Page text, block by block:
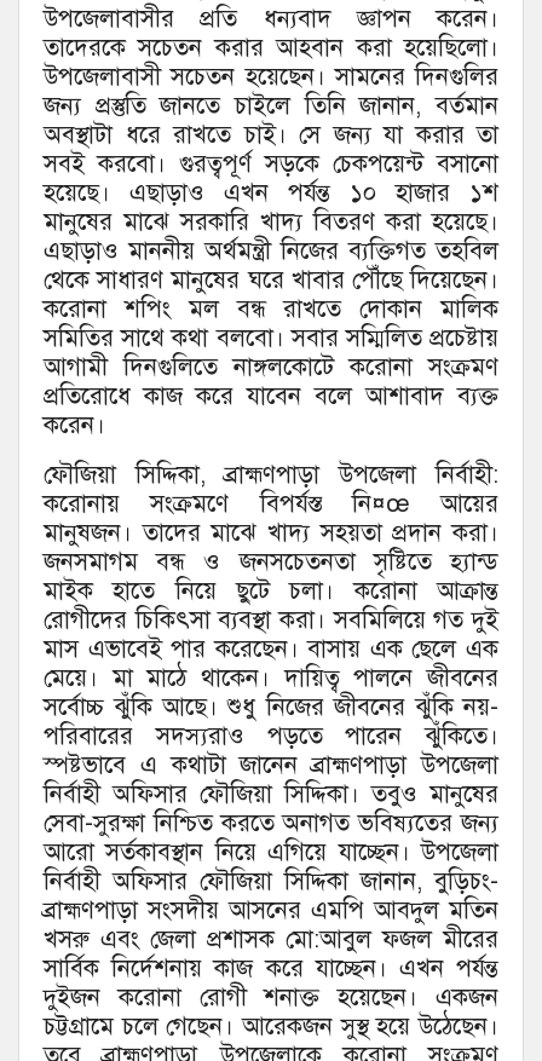
উপজেলাবাসীর প্রতি ধন্যবাদ জ্ঞাপন করেন।
তাদেরকে সচেতন করার আহবান করা হয়েছিলো।
উপজেলাবাসী সচেতন হয়েছেন। সামনের দিনগুলির
জন্য প্রস্তুতি জানতে চাইলে তিনি জানান, বর্তমান
অবস্থাটা ধরে রাখতে চাই। সে জন্য যা করার তা
সবই করবো। গুরত্বপূর্ণ সড়কে চেকপয়েন্ট বসানো
হয়েছে। এছাড়াও এখন পর্যন্ত ১০ হাজার ১শ
মানুষের মাঝে সরকারি খাদ্য বিতরণ করা হয়েছে।
এছাড়াও মাননীয় অর্থমন্ত্রী নিজের ব্যক্তিগত তহবিল
থেকে সাধারণ মানুষের ঘরে খাবার পৌঁছে দিয়েছেন।
করোনা শপিং মল বন্ধ রাখতে দোকান মালিক
সমিতির সাথে কথা বলবো। সবার সম্মিলিত প্রচেষ্টায়
আগামী দিনগুলিতে নাঙ্গলকোটে করোনা সংক্রমণ
প্রতিরোধে কাজ করে যাবেন বলে আশাবাদ ব্যক্ত
করেন।
ফৌজিয়া সিদ্দিকা, ব্রাহ্মণপাড়া উপজেলা নির্বাহী:
করোনায় সংক্রমণে বিপর্যস্ত নি¤œ আয়ের
মানুষজন। তাদের মাঝে খাদ্য সহয়তা প্রদান করা।
জনসমাগম বন্ধ ও জনসচেতনতা সৃষ্টিতে হ্যান্ড
মাইক হাতে নিয়ে ছুটে চলা। করোনা আক্রান্ত
রোগীদের চিকিৎসা ব্যবস্থা করা। সবমিলিয়ে গত দুই
মাস এভাবেই পার করেছেন। বাসায় এক ছেলে এক
মেয়ে। মা মাঠে থাকেন। দায়িত্ব পালনে জীবনের
সর্বোচ্চ ঝুঁকি আছে। শুধু নিজের জীবনের ঝুঁকি নয়-
পরিবারের সদস্যরাও পড়তে পারেন ঝুঁকিতে।
স্পষ্টভাবে এ কথাটা জানেন ব্রাহ্মণপাড়া উপজেলা
নির্বাহী অফিসার ফৌজিয়া সিদ্দিকা। তবুও মানুষের
সেবা-সুরক্ষা নিশ্চিত করতে অনাগত ভবিষ্যতের জন্য
আরো সর্তকাবস্থান নিয়ে এগিয়ে যাচ্ছেন। উপজেলা
নির্বাহী অফিসার ফৌজিয়া সিদ্দিকা জানান, বুড়িচং-
ব্রাহ্মণপাড়া সংসদীয় আসনের এমপি আবদুল মতিন
খসরু এবং জেলা প্রশাসক মো:আবুল ফজল মীরের
সার্বিক নির্দেশনায় কাজ করে যাচ্ছেন। এখন পর্যন্ত
দুইজন করোনা রোগী শনাক্ত হয়েছেন। একজন
চট্টগ্রামে চলে গেছেন। আরেকজন সুস্থ হয়ে উঠেছেন।